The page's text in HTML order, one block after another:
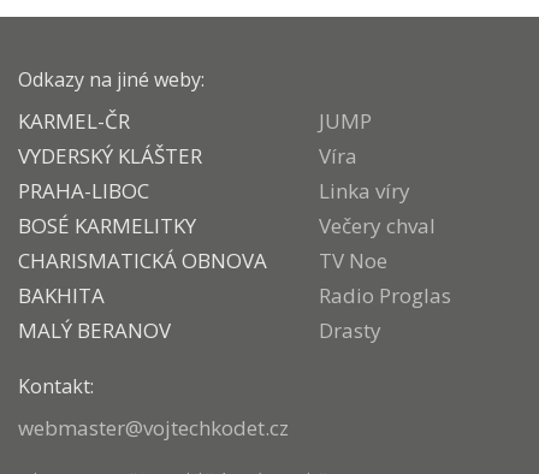
Odkazy na jiné weby:
KARMEL-ČR
VYDERSKÝ KLÁŠTER
PRAHA-LIBOC
BOSÉ KARMELITKY
CHARISMATICKÁ OBNOVA
BAKHITA
MALÝ BERANOV
JUMP
Víra
Linka víry
Večery chval
TV Noe
Radio Proglas
Drasty
Kontakt:
webmaster@vojtechkodet.cz